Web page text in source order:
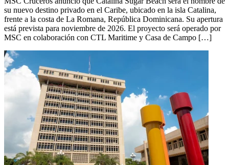
su nuevo destino privado en el Caribe, ubicado en la isla Catalina,
frente a la costa de La Romana, República Dominicana. Su apertura
está prevista para noviembre de 2026. El proyecto será operado por
MSC en colaboración con CTL Maritime y Casa de Campo […]